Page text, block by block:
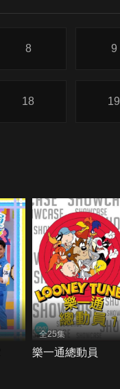
8 9
18 19
全25集
樂一通總動員